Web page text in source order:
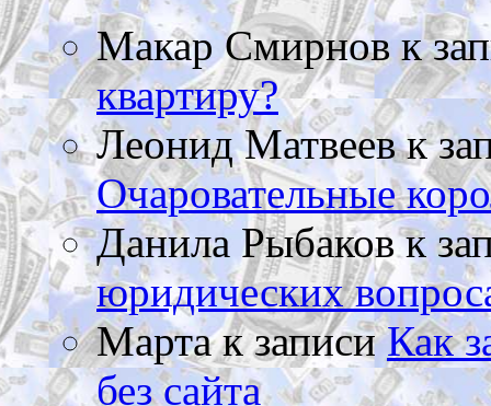
Макар Смирновк
квартиру?
Леонид Матвеевк
Очаровательные
Данила Рыбаковк
юридических
Мартак записиКак
без сайта